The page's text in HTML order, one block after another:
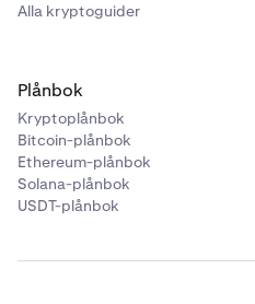
Alla kryptoguider
Plånbok
Kryptoplånbok
Bitcoin-plånbok
Ethereum-plånbok
Solana-plånbok
USDT-plånbok